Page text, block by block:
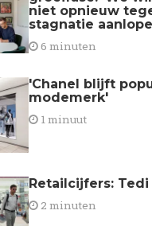
niet opnieuw
stagnatie
6 minuten
'Chanel blijft
modemerk'
1 minuut
Retailcijfers: Tedi
2 minuten